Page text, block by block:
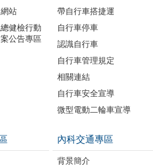
站
健檢行動
公告專區
帶自行車搭捷運
自行車停車
認識自行車
自行車管理規定
相關連結
自行車安全宣導
微型電動二輪車宣導
內科交通專區
背景簡介